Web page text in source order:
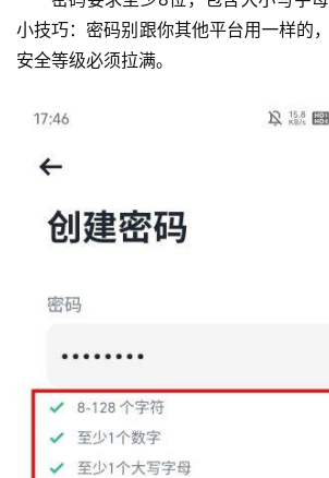
小技巧：密码别跟你其他平台用一样的
安全等级必须拉满。